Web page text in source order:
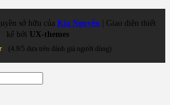
sở hữu của Kia Nguyễn | Giao diện thiết
kế bởi UX-themes
(4.9/5 dựa trên đánh giá người dùng)